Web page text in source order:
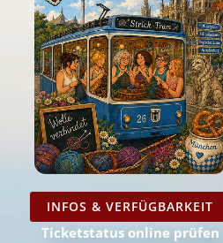
INFOS & VERFÜGBARKEIT
Ticketstatus online prüfen